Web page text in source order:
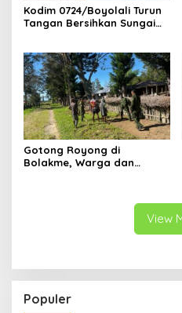
Kodim 0724/Boyolali Turun
Tangan Bersihkan Sungai
Gotong Royong di
Bolakme, Warga dan
View
Populer